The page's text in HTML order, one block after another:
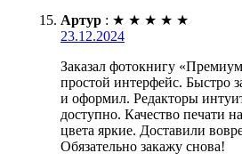
Артур : ★ ★ ★ ★ ★
23.12.2024
Заказал фотокнигу
простой интерфейс. Быстро
и оформил. Редакторы
доступно. Качество печати
цвета яркие. Доставили
Обязательно закажу снова!